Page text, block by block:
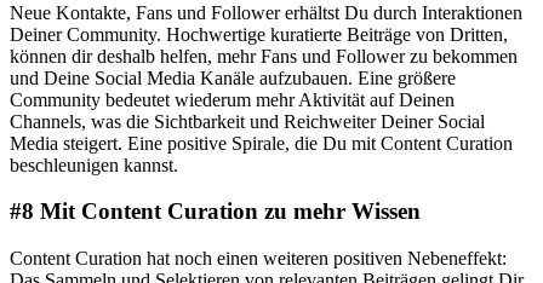
Neue Kontakte, Fans und Follower erhältst Du durch Interaktionen
Deiner Community. Hochwertige kuratierte Beiträge von Dritten,
können dir deshalb helfen, mehr Fans und Follower zu bekommen
und Deine Social Media Kanäle aufzubauen. Eine größere
Community bedeutet wiederum mehr Aktivität auf Deinen
Channels, was die Sichtbarkeit und Reichweiter Deiner Social
Media steigert. Eine positive Spirale, die Du mit Content Curation
beschleunigen kannst.
#8 Mit Content Curation zu mehr Wissen
Content Curation hat noch einen weiteren positiven Nebeneffekt: